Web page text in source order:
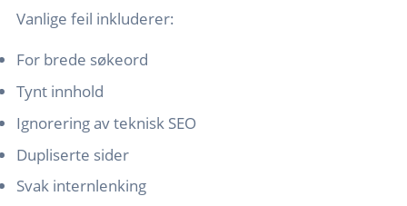
Vanlige feil inkluderer:
For brede søkeord
Tynt innhold
Ignorering av teknisk SEO
Dupliserte sider
Svak internlenking